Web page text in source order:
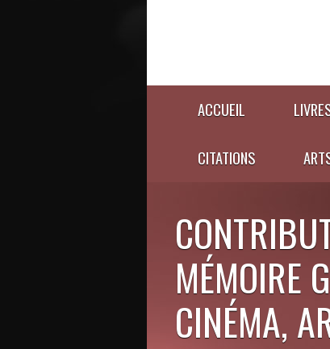
ACCUEIL
CITATIONS
MÉMOIRE
CINÉMA,